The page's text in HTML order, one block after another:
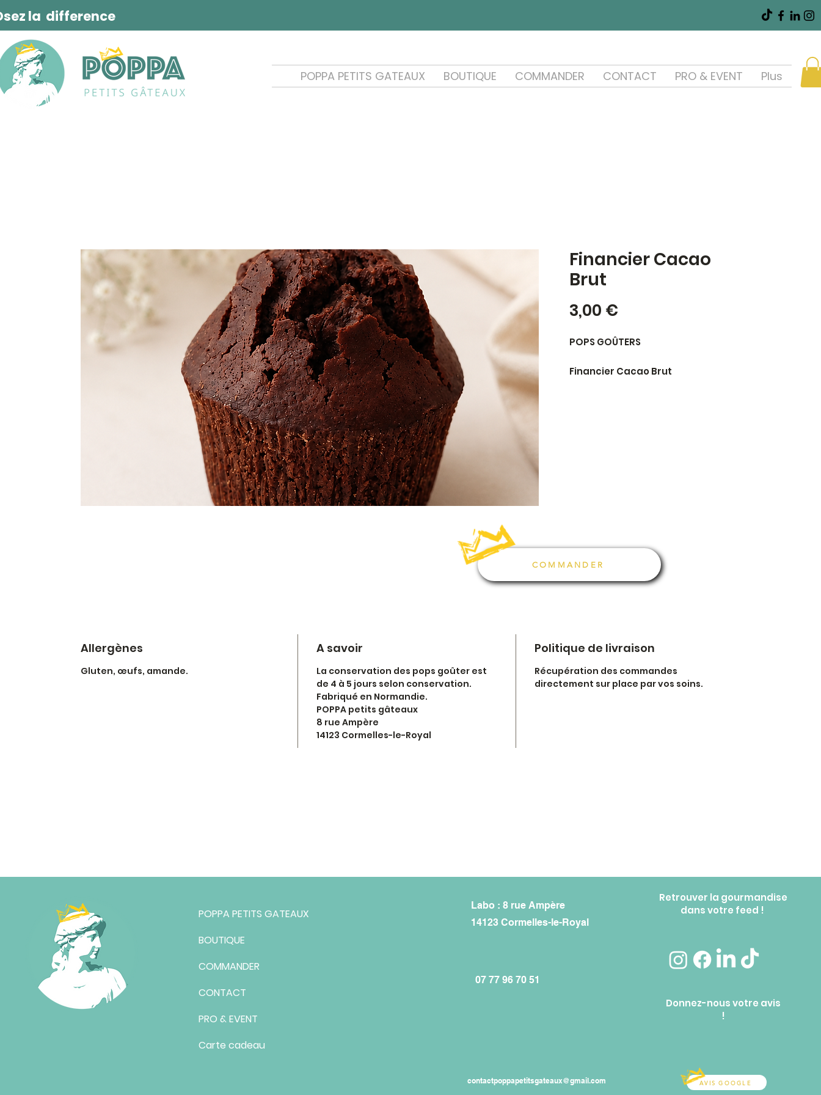
la difference
POPPA PETITS GATEAUX BOUTIQUE COMMANDER CONTACT PRO & EVENT Plus
Financier Cacao
Brut
3,00 €
POPS GOÛTERS
Financier Cacao Brut
Allergènes
Gluten, œufs, amande.
A savoir
La conservation des pops goûter est
de 4 à 5 jours selon conservation.
Fabriqué en Normandie.
POPPA petits gâteaux
8 rue Ampère
14123 Cormelles-le-Royal
Politique de livraison
Récupération des commandes
directement sur place par vos soins.
COMMANDER
POPPA PETITS GATEAUX
BOUTIQUE
COMMANDER
CONTACT
PRO & EVENT
Carte cadeau
Labo : 8 rue Ampère
14123 Cormelles-le-Royal
07 77 96 70 51
Retrouver la gourmandise
dans votre feed !
Donnez-nous votre avis
!
contactpoppapetitsgateaux@gmail.com AVIS GOOGLE